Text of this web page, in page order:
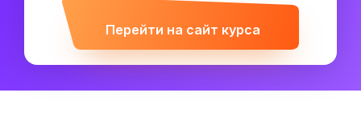
Перейти на сайт курса